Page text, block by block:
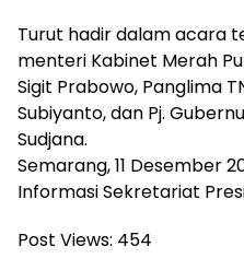
Turut hadir dalam acara
menteri Kabinet Merah
Sigit Prabowo, Panglima
Subiyanto, dan Pj.
Sudjana.
Semarang, 11 Desember
Informasi Sekretariat
Post Views: 454